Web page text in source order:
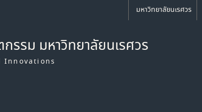
มหาวิทยาลัยนเรศวร
รรม มหาวิทยาลัยนเรศวร
Innovations